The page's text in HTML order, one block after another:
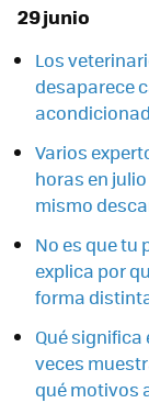
29 junio
Los
desaparece
Varios
horas en
mismo
No es que tu
explica por
forma
Qué significa
veces
qué motivos